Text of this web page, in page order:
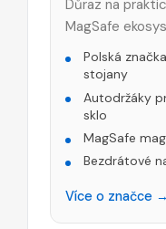
Důraz na
MagSafe
Polská
stojany
Autodržáky
sklo
MagSafe
Bezdrátové
Více o značce →